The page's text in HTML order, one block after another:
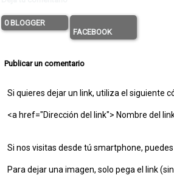
0 BLOGGER
FACEBOOK
Publicar un comentario
Si quieres dejar un link, utiliza el siguiente
<a href="Dirección del link"> Nombre del
Si nos visitas desde tú smartphone,
Para dejar una imagen, solo pega el link